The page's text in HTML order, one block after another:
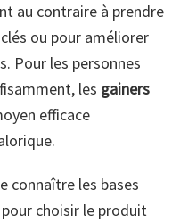
au contraire à prendre
ou pour améliorer
Pour les personnes
les gainers
efficace
connaître les bases
pour choisir le produit